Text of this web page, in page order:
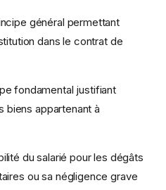
général permettant
dans le contrat de
fondamental justifiant
biens appartenant à
du salarié pour les dégâts
ou sa négligence grave